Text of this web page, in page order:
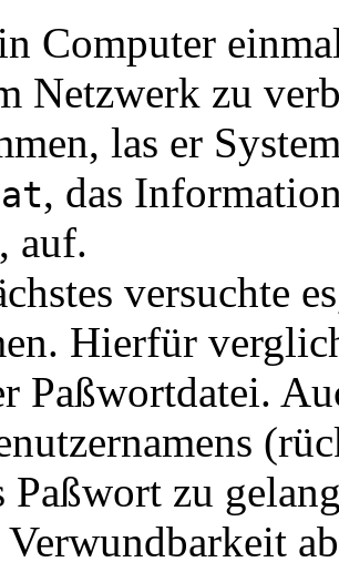
Computer
Netzwerk zu
las er
, das
auf.
versuchte
Hierfür
Paßwortdatei.
Paßwort zu
Verwundbarkeit